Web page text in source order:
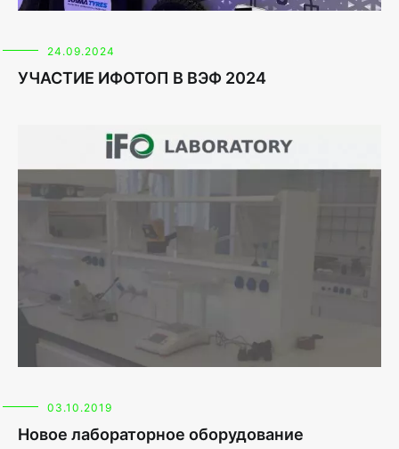
24.09.2024
УЧАСТИЕ ИФОТОП В ВЭФ 2024
03.10.2019
Новое лабораторное оборудование